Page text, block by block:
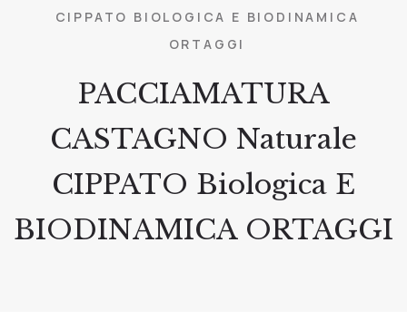
CIPPATO BIOLOGICA E BIODINAMICA
ORTAGGI
PACCIAMATURA
CASTAGNO Naturale
CIPPATO Biologica E
BIODINAMICA ORTAGGI